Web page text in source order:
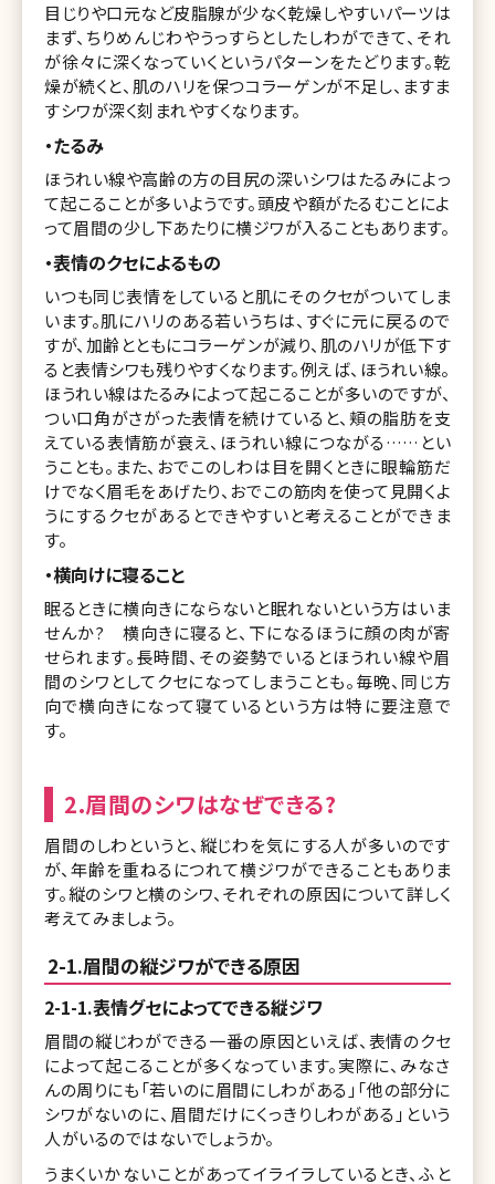
目じりや口元など皮脂腺が少なく乾燥しやすいパーツは
まず、ちりめんじわやうっすらとしたしわができて、それ
が徐々に深くなっていくというパターンをたどります。乾
燥が続くと、肌のハリを保つコラーゲンが不足し、ますま
すシワが深く刻まれやすくなります。
・たるみ
ほうれい線や高齢の方の目尻の深いシワはたるみによっ
て起こることが多いようです。頭皮や額がたるむことによ
って眉間の少し下あたりに横ジワが入ることもあります。
・表情のクセによるもの
いつも同じ表情をしていると肌にそのクセがついてしま
います。肌にハリのある若いうちは、すぐに元に戻るので
すが、加齢とともにコラーゲンが減り、肌のハリが低下す
ると表情シワも残りやすくなります。例えば、ほうれい線。
ほうれい線はたるみによって起こることが多いのですが、
つい口角がさがった表情を続けていると、頬の脂肪を支
えている表情筋が衰え、ほうれい線につながる……とい
うことも。また、おでこのしわは目を開くときに眼輪筋だ
けでなく眉毛をあげたり、おでこの筋肉を使って見開くよ
うにするクセがあるとできやすいと考えることができま
す。
・横向けに寝ること
眠るときに横向きにならないと眠れないという方はいま
せんか? 横向きに寝ると、下になるほうに顔の肉が寄
せられます。長時間、その姿勢でいるとほうれい線や眉
間のシワとしてクセになってしまうことも。毎晩、同じ方
向で横向きになって寝ているという方は特に要注意で
す。
2.眉間のシワはなぜできる?
眉間のしわというと、縦じわを気にする人が多いのです
が、年齢を重ねるにつれて横ジワができることもありま
す。縦のシワと横のシワ、それぞれの原因について詳しく
考えてみましょう。
2-1.眉間の縦ジワができる原因
2-1-1.表情グセによってできる縦ジワ
眉間の縦じわができる一番の原因といえば、表情のクセ
によって起こることが多くなっています。実際に、みなさ
んの周りにも「若いのに眉間にしわがある」「他の部分に
シワがないのに、眉間だけにくっきりしわがある」という
人がいるのではないでしょうか。
うまくいかないことがあってイライラしているとき、ふと